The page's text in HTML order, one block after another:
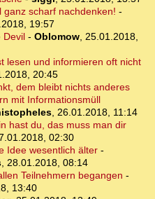
ganz scharf nachdenken! -
19:57
Devil- Oblomow, 25.01.2018,
lesen und informieren oft nicht
20:45
dem bleibt nichts anderes
mit Informationsmüll
, 26.01.2018, 11:14
hast du, das muss man dir
02:30
Idee wesentlich älter-
, 28.01.2018, 08:14
Teilnehmern begangen -
13:40